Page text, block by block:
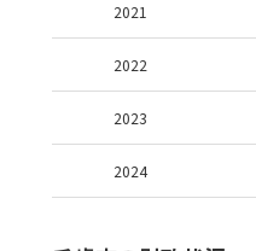
2021
2022
2023
2024